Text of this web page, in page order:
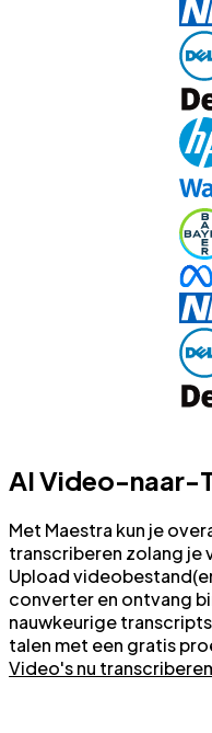
AI Video-naar-
Met Maestra kun je
transcriberen zolang je
Upload
converter en ontvang
nauwkeurige
talen met een gratis
Video's nu transcriberen